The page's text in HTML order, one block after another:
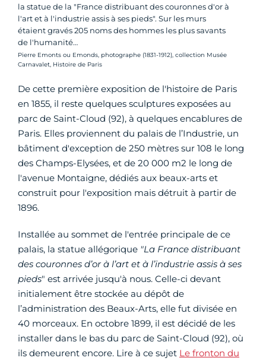
la statue de la "France distribuant des couronnes d'or à
l'art et à l'industrie assis à ses pieds". Sur les murs
étaient gravés 205 noms des hommes les plus savants
de l'humanité…
Crédit photo :
Pierre Emonts ou Emonds, photographe (1831-1912), collection Musée
Carnavalet, Histoire de Paris
De cette première exposition de l'histoire de Paris
en 1855, il reste quelques sculptures exposées au
parc de Saint-Cloud (92), à quelques encablures de
Paris. Elles proviennent du palais de l’Industrie, un
bâtiment d'exception de 250 mètres sur 108 le long
des Champs-Elysées, et de 20 000 m2 le long de
l'avenue Montaigne, dédiés aux beaux-arts et
construit pour l'exposition mais détruit à partir de
1896.
Installée au sommet de l'entrée principale de ce
palais, la statue allégorique "La France distribuant
des couronnes d’or à l’art et à l’industrie assis à ses
pieds" est arrivée jusqu'à nous. Celle-ci devant
initialement être stockée au dépôt de
l’administration des Beaux-Arts, elle fut divisée en
40 morceaux. En octobre 1899, il est décidé de les
installer dans le bas du parc de Saint-Cloud (92), où
ils demeurent encore. Lire à ce sujet Le fronton du